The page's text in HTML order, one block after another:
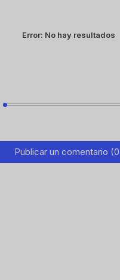
Error: No hay resultados
Publicar un comentario